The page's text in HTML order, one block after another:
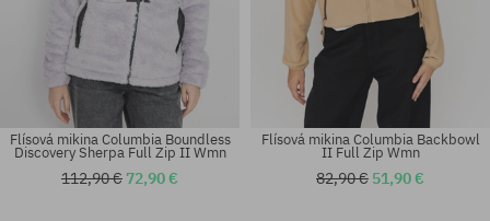
Flísová mikina Columbia Boundless
Discovery Sherpa Full Zip II Wmn
112,90 € 72,90 €
Flísová mikina Columbia Backbowl
II Full Zip Wmn
82,90 € 51,90 €